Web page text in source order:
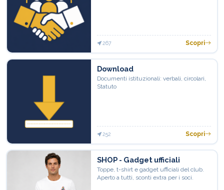
267 Scopri
Download
Documenti istituzionali: verbali, circolari,
Statuto
252 Scopri
SHOP - Gadget ufficiali
Toppe, t-shirt e gadget ufficiali del club.
Aperto a tutti, sconti extra per i soci.